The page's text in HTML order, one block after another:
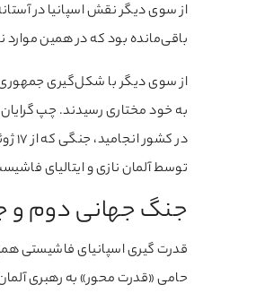
از سوی دیگر نقش اسپانیا در
باقی‌مانده بود که در همین
از سوی دیگر با شکل‌گیری جمهوری
به خود مختاری رسیدند. چپ
توسط آلمان نازی و ایتالیای
جنگ جهانی دوم و
قدرت گیری اسپانیای فاشیستی
حامی «قدرت محور» به رهبری